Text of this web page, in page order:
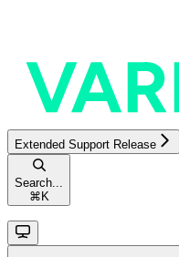
Extended Support Release
Search...
⌘ K